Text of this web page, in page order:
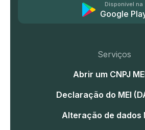
Disponível na
Google
Serviços
Abrir um CNPJ
Declaração do MEI
Alteração de dados